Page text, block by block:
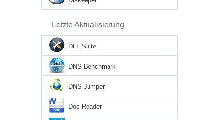
Letzte Aktualisierung
DLL Suite
DNS Benchmark
DNS Jumper
Doc Reader